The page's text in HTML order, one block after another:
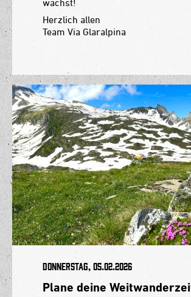
wächst!
Herzlich allen
Team Via Glaralpina
Donnerstag, 05.02.2026
Plane deine